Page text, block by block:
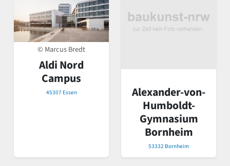
© Marcus Bredt
Aldi Nord
Campus
45307 Essen
Alexander-von-
Humboldt-
Gymnasium
Bornheim
53332 Bornheim